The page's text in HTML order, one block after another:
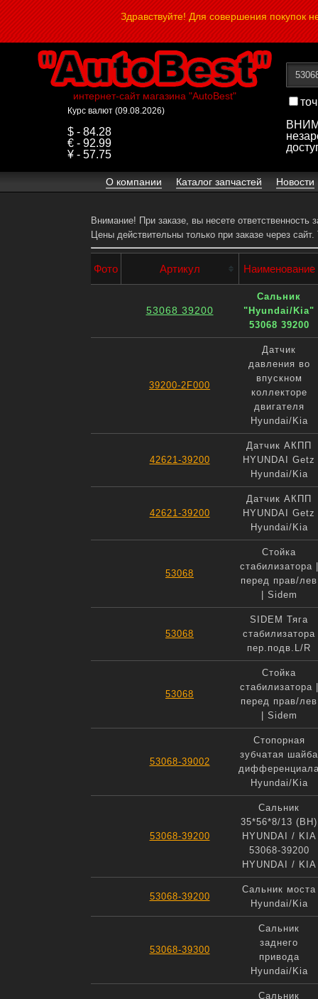
Здравствуйте! Для совершения покупок
интернет-сайт магазина "AutoBest"
Курс валют (09.08.2026)
$ - 84.28
€ - 92.99
¥ - 57.75
О компании Каталог запчастей Новости
Внимание! При заказе, вы несете ответственность
Цены действительны только при заказе через сайт.
Фото Артикул Наименование
53068 39200
Сальник
"Hyundai/Kia"
53068 39200
39200-2F000
Датчик
давления во
впускном
коллекторе
двигателя
Hyundai/Kia
42621-39200
Датчик АКПП
HYUNDAI Getz
Hyundai/Kia
42621-39200
Датчик АКПП
HYUNDAI Getz
Hyundai/Kia
53068
Стойка
стабилизатора |
перед прав/лев
| Sidem
53068
SIDEM Тяга
стабилизатора
пер.подв.L/R
53068
Стойка
стабилизатора |
перед прав/лев
| Sidem
53068-39002
Стопорная
зубчатая шайба
Hyundai/Kia
53068-39200
Сальник
35*56*8/13 (BH)
HYUNDAI / KIA
53068-39200
HYUNDAI / KIA
53068-39200
Сальник моста
Hyundai/Kia
53068-39300
Сальник
заднего
привода
Hyundai/Kia
Сальник